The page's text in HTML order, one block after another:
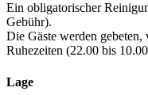
Ein obligatorischer
Gebühr).
Die Gäste werden
Ruhezeiten (22.00 bis
Lage